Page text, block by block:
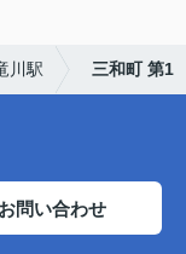
川駅 三和町 第1
問い合わせ